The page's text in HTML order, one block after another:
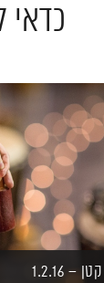
כדאי
– 1.2.16